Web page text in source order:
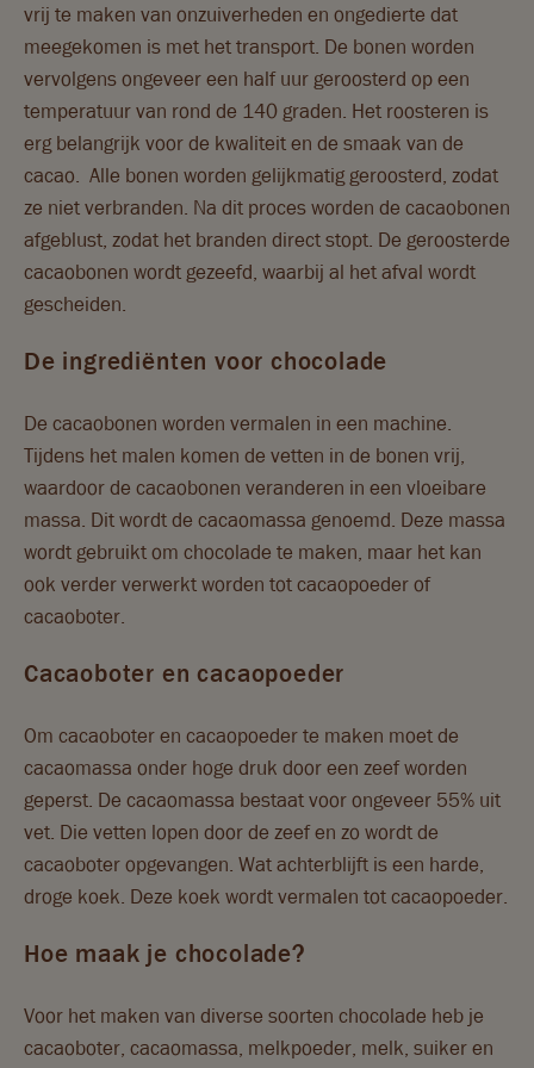
vrij te maken van onzuiverheden en ongedierte dat
meegekomen is met het transport. De bonen worden
vervolgens ongeveer een half uur geroosterd op een
temperatuur van rond de 140 graden. Het roosteren is
erg belangrijk voor de kwaliteit en de smaak van de
cacao. Alle bonen worden gelijkmatig geroosterd, zodat
ze niet verbranden. Na dit proces worden de cacaobonen
afgeblust, zodat het branden direct stopt. De geroosterde
cacaobonen wordt gezeefd, waarbij al het afval wordt
gescheiden.
De ingrediënten voor chocolade
De cacaobonen worden vermalen in een machine.
Tijdens het malen komen de vetten in de bonen vrij,
waardoor de cacaobonen veranderen in een vloeibare
massa. Dit wordt de cacaomassa genoemd. Deze massa
wordt gebruikt om chocolade te maken, maar het kan
ook verder verwerkt worden tot cacaopoeder of
cacaoboter.
Cacaoboter en cacaopoeder
Om cacaoboter en cacaopoeder te maken moet de
cacaomassa onder hoge druk door een zeef worden
geperst. De cacaomassa bestaat voor ongeveer 55% uit
vet. Die vetten lopen door de zeef en zo wordt de
cacaoboter opgevangen. Wat achterblijft is een harde,
droge koek. Deze koek wordt vermalen tot cacaopoeder.
Hoe maak je chocolade?
Voor het maken van diverse soorten chocolade heb je
cacaoboter, cacaomassa, melkpoeder, melk, suiker en